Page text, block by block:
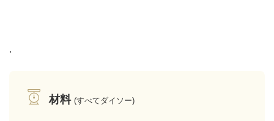
.
材料 (すべてダイソー)